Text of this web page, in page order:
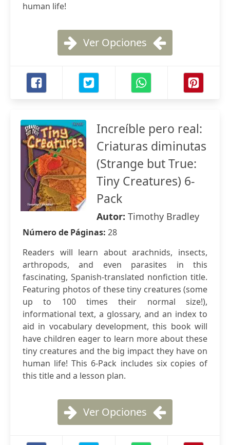
human life!
Ver Opciones
Increíble pero real:
Criaturas diminutas
(Strange but True:
Tiny Creatures) 6-
Pack
Autor: Timothy Bradley
Número de Páginas: 28
Readers will learn about arachnids, insects,
arthropods, and even parasites in this
fascinating, Spanish-translated nonfiction title.
Featuring photos of these tiny creatures (some
up to 100 times their normal size!),
informational text, a glossary, and an index to
aid in vocabulary development, this book will
have children eager to learn more about these
tiny creatures and the big impact they have on
human life! This 6-Pack includes six copies of
this title and a lesson plan.
Ver Opciones